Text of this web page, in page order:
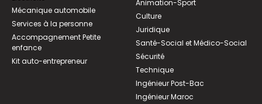
Mécanique automobile
Services à la personne
Accompagnement Petite
enfance
Kit auto-entrepreneur
Animation-Sport
Culture
Juridique
Santé-Social et Médico-Social
Sécurité
Technique
Ingénieur Post-Bac
Ingénieur Maroc